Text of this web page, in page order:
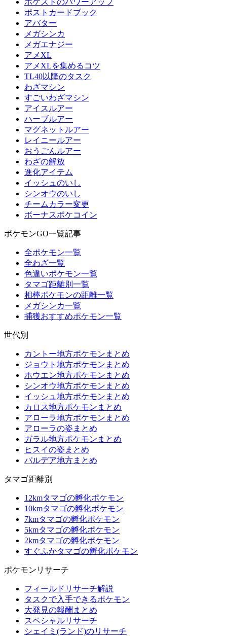
ポケストのパワーアップ
ポストカードブック
アバター
メガシンカ
メガエナジー
アメXL
アメXLを集めるコツ
TL40以降のタスク
わざマシン
すごいわざマシン
アイスルアー
ハーブルアー
マグネットルアー
レイニールアー
おうごんルアー
わざの解放
進化アイテム
イッシュのいし
シンオウのいし
チームカラー変更
ボーナスポケコイン
ポケモンGO一覧記事
全ポケモン一覧
全わざ一覧
色違いポケモン一覧
タマゴ距離別一覧
相棒ポケモンの距離一覧
メガシンカ一覧
捕獲おすすめポケモン一覧
世代別
カントー地方ポケモンまとめ
ジョウト地方ポケモンまとめ
ホウエン地方ポケモンまとめ
シンオウ地方ポケモンまとめ
イッシュ地方ポケモンまとめ
カロス地方ポケモンまとめ
アローラ地方ポケモンまとめ
アローラの姿まとめ
ガラル地方ポケモンまとめ
ヒスイの姿まとめ
パルデア地方まとめ
タマゴ距離別
12kmタマゴの孵化ポケモン
10kmタマゴの孵化ポケモン
7kmタマゴの孵化ポケモン
5kmタマゴの孵化ポケモン
2kmタマゴの孵化ポケモン
すぐふかタマゴの孵化ポケモン
ポケモンリサーチ
フィールドリサーチ解説
タスクで入手できるポケモン
大発見の報酬まとめ
スペシャルリサーチ
シェイミ(ランド)のリサーチ